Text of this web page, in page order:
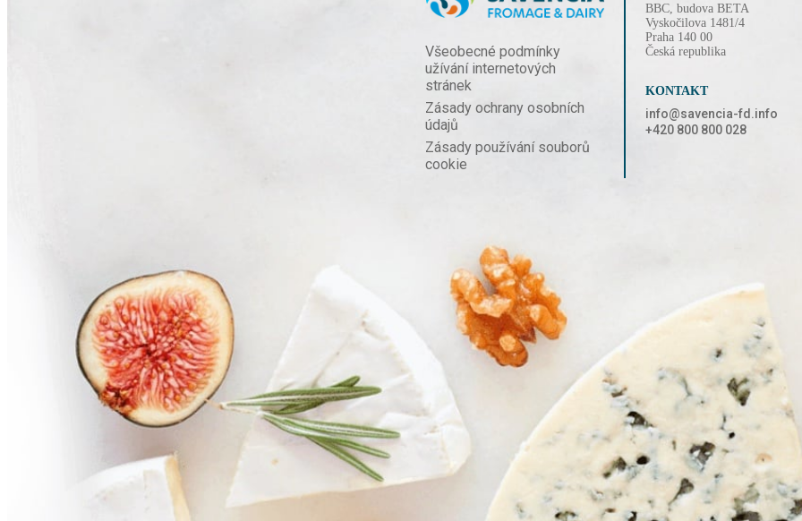
Všeobecné podmínky
užívání internetových
stránek
Zásady ochrany osobních
údajů
Zásady používání souborů
cookie
BBC, budova BETA
Vyskočilova 1481/4
Praha 140 00
Česká republika
KONTAKT
info@savencia-fd.info
+420 800 800 028